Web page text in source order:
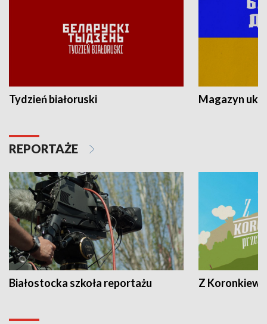
Tydzień białoruski Magazyn
REPORTAŻE
Białostocka szkoła reportażu Z